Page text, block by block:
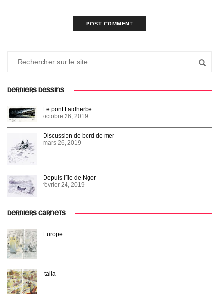
DERNIERS DESSINS
Le pont Faidherbe
octobre 26, 2019
Discussion de bord de mer
mars 26, 2019
Depuis l’île de Ngor
février 24, 2019
DERNIERS CARNETS
Europe
Italia